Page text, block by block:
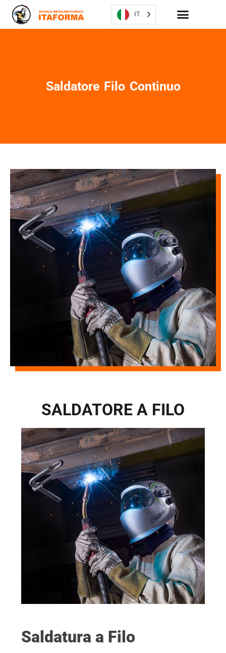
IT
Saldatore Filo Continuo
SALDATORE A FILO
Saldatura a Filo